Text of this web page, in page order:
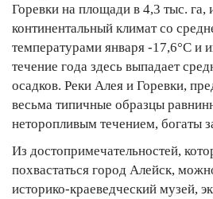
Горевки на площади в 4,3 тыс. га,
континентальный климат со
температурами января -17,6°С и
течение года здесь выпадает
осадков. Реки Алея и Горевки,
весьма типичные образцы
неторопливым течением, богаты
Из достопримечательностей,
похвастаться город Алейск,
историко-краеведческий музей,